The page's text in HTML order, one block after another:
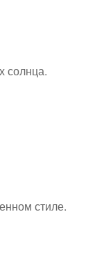
солнца.
стиле.